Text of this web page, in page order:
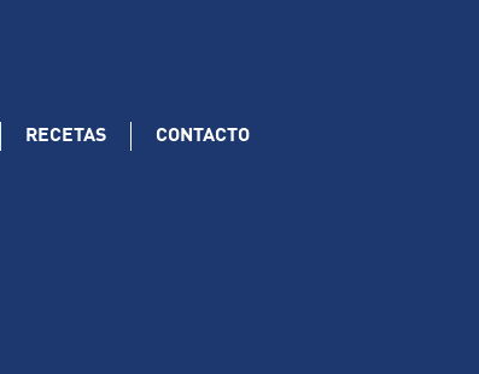
RECETAS CONTACTO